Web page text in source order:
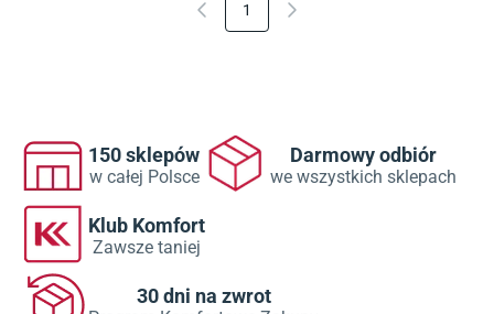
1
150 sklepów
w całej Polsce
Darmowy odbiór
we wszystkich sklepach
Klub Komfort
Zawsze taniej
30 dni na zwrot